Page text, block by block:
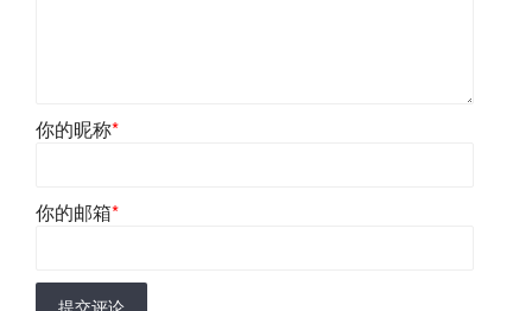
你的昵称*
你的邮箱*
提交评论